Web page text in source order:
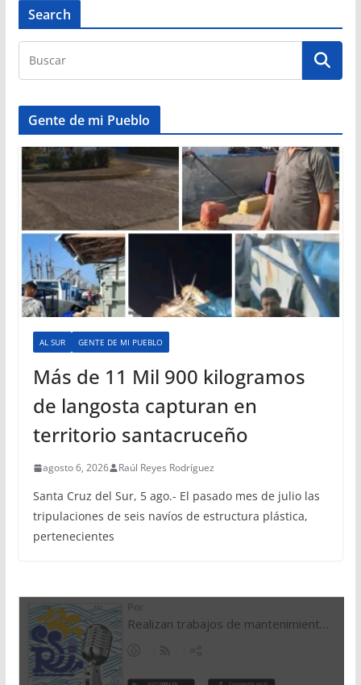
Search
Gente de mi Pueblo
AL SUR GENTE DE MI PUEBLO
Más de 11 Mil 900 kilogramos
de langosta capturan en
territorio santacruceño
agosto 6, 2026 Raúl Reyes Rodríguez
Santa Cruz del Sur, 5 ago.- El pasado mes de julio las
tripulaciones de seis navíos de estructura plástica,
pertenecientes